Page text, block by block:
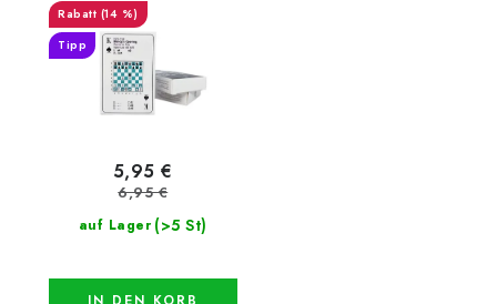
(14 %)
Tipp
auf Lager (>5 St)
5,95 €
6,95 €